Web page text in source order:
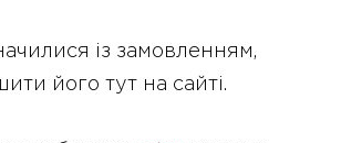
із замовленням,
його тут на сайті.